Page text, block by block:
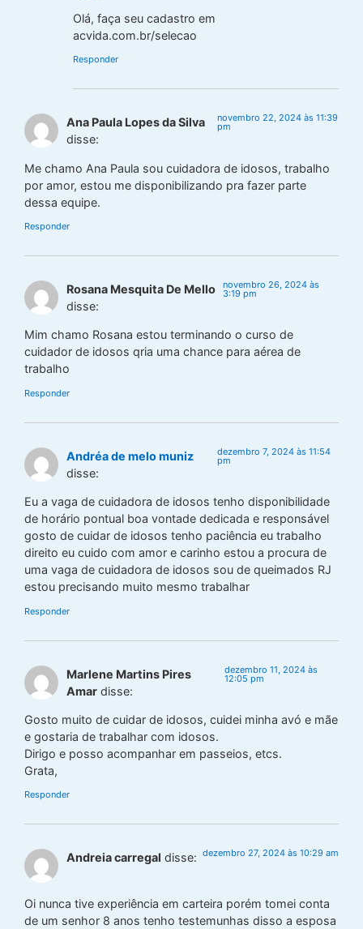
Olá, faça seu cadastro em
acvida.com.br/selecao
Responder
Ana Paula Lopes da Silva
disse:
novembro 22, 2024 às 11:39
pm
Me chamo Ana Paula sou cuidadora de idosos, trabalho
por amor, estou me disponibilizando pra fazer parte
dessa equipe.
Responder
Rosana Mesquita De Mello
disse:
novembro 26, 2024 às
3:19 pm
Mim chamo Rosana estou terminando o curso de
cuidador de idosos qria uma chance para aérea de
trabalho
Responder
Andréa de melo muniz
disse:
dezembro 7, 2024 às 11:54
pm
Eu a vaga de cuidadora de idosos tenho disponibilidade
de horário pontual boa vontade dedicada e responsável
gosto de cuidar de idosos tenho paciência eu trabalho
direito eu cuido com amor e carinho estou a procura de
uma vaga de cuidadora de idosos sou de queimados RJ
estou precisando muito mesmo trabalhar
Responder
Marlene Martins Pires
Amar disse:
dezembro 11, 2024 às
12:05 pm
Gosto muito de cuidar de idosos, cuidei minha avó e mãe
e gostaria de trabalhar com idosos.
Dirigo e posso acompanhar em passeios, etcs.
Grata,
Responder
Andreia carregal disse: dezembro 27, 2024 às 10:29 am
Oi nunca tive experiência em carteira porém tomei conta
de um senhor 8 anos tenho testemunhas disso a esposa